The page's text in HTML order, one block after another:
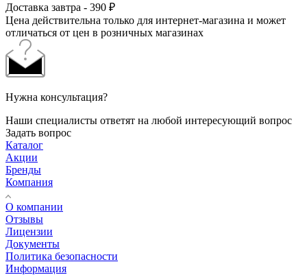
Доставка завтра - 390 ₽
Цена действительна только для интернет-магазина и может
отличаться от цен в розничных магазинах
Нужна консультация?
Наши специалисты ответят на любой интересующий вопрос
Задать вопрос
Каталог
Акции
Бренды
Компания
О компании
Отзывы
Лицензии
Документы
Политика безопасности
Информация